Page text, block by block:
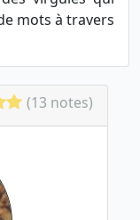
mots à travers
(13 notes)